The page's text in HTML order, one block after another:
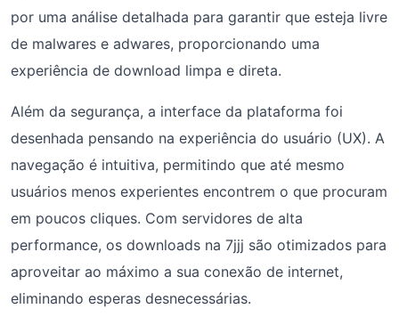
por uma análise detalhada para garantir que esteja livre
de malwares e adwares, proporcionando uma
experiência de download limpa e direta.
Além da segurança, a interface da plataforma foi
desenhada pensando na experiência do usuário (UX). A
navegação é intuitiva, permitindo que até mesmo
usuários menos experientes encontrem o que procuram
em poucos cliques. Com servidores de alta
performance, os downloads na 7jjj são otimizados para
aproveitar ao máximo a sua conexão de internet,
eliminando esperas desnecessárias.